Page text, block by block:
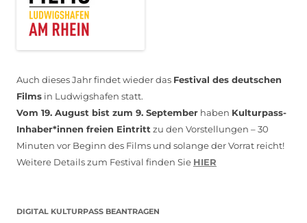
Auch dieses Jahr findet wieder das Festival des deutschen
Films in Ludwigshafen statt.
Vom 19. August bist zum 9. September haben Kulturpass-
Inhaber*innen freien Eintritt zu den Vorstellungen – 30
Minuten vor Beginn des Films und solange der Vorrat reicht!
Weitere Details zum Festival finden Sie HIER
DIGITAL KULTURPASS BEANTRAGEN